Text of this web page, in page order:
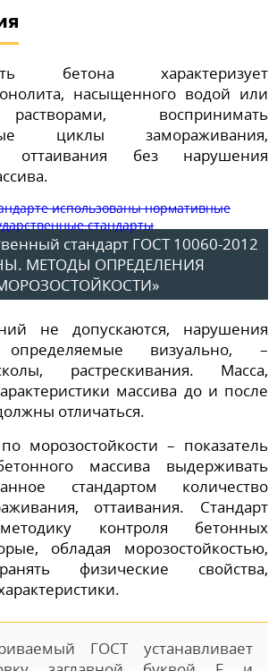
бетона характеризует
насыщенного водой или
воспринимать
циклы замораживания,
оттаивания без нарушения
стандарт ГОСТ 10060-2012
МЕТОДЫ ОПРЕДЕЛЕНИЯ
не допускаются, нарушения
определяемые визуально, –
растрескивания. Масса,
массива до и после
отличаться.
морозостойкости – показатель
массива выдерживать
стандартом количество
оттаивания. Стандарт
контроля бетонных
обладая морозостойкостью,
физические свойства,
ГОСТ устанавливает